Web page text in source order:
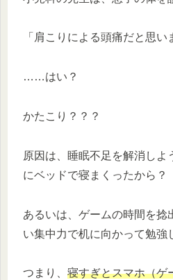
「肩こりによる頭痛だと思い
……はい？
かたこり？？？
原因は、睡眠不足を解消しよ
にベッドで寝まくったから？
あるいは、ゲームの時間を捻
い集中力で机に向かって勉強
つまり、 寝すぎとスマホ（ゲ